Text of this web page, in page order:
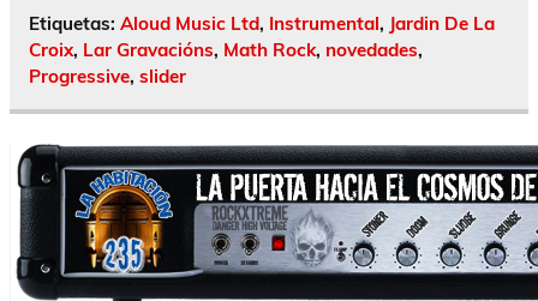
Etiquetas: Aloud Music Ltd, Instrumental, Jardin De La
Croix, Lar Gravacións, Math Rock, novedades,
Progressive, slider